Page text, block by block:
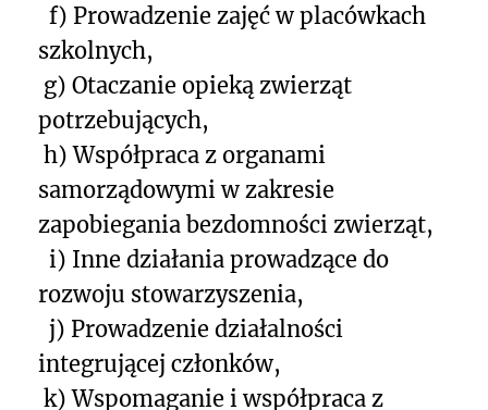
f) Prowadzenie zajęć w placówkach
szkolnych,
g) Otaczanie opieką zwierząt
potrzebujących,
h) Współpraca z organami
samorządowymi w zakresie
zapobiegania bezdomności zwierząt,
i) Inne działania prowadzące do
rozwoju stowarzyszenia,
j) Prowadzenie działalności
integrującej członków,
k) Wspomaganie i współpraca z